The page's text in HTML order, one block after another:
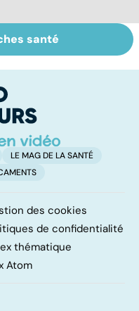
des
: que
?
santé
LE MAG DE LA SANTÉ
des cookies
de confidentialité
thématique
Atom